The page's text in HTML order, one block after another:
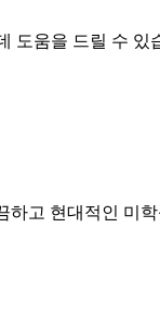
도움을 드릴 수 있
하고 현대적인 미